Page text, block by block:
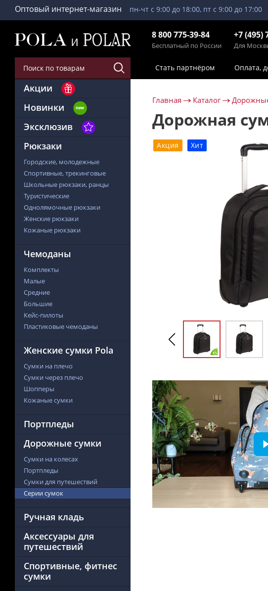
Оптовый интернет-магазин пн-чт с 9:00 до 18:00, пт с 9:00 до 17:00
8 800 775-39-84
Бесплатный по России
+7 (495)
Для
Стать партнёром Оплата,
Акции
Новинки
Эксклюзив
Рюкзаки
Городские, молодежные
Спортивные, трекинговые
Школьные рюкзаки, ранцы
Туристические
Однолямочные рюкзаки
Женские рюкзаки
Кожаные рюкзаки
Чемоданы
Комплекты
Малые
Средние
Большие
Кейс-пилоты
Пластиковые чемоданы
Женские сумки Pola
Сумки на плечо
Сумки через плечо
Шопперы
Кожаные сумки
Портпледы
Дорожные сумки
Сумки на колесах
Портпледы
Сумки для путешествий
Серии сумок
Ручная кладь
Аксессуары для
путешествий
Спортивные, фитнес
сумки
Главная Каталог
Дорожная
Акция Хит